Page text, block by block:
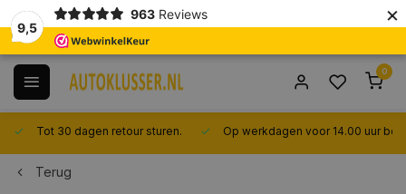
9,5
963 Reviews ×
0
Tot 30 dagen retour sturen. Op werkdagen voor 14.00 uur
Terug